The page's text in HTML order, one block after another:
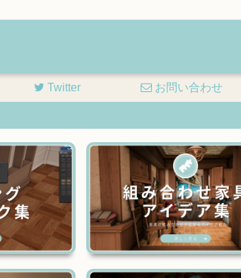
Twitter お問い合わせ